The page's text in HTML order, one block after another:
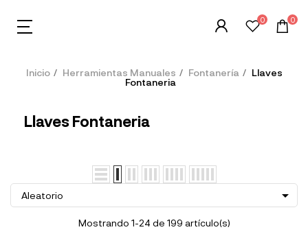
0 0
Inicio Herramientas Manuales Fontanería
Llaves
Fontaneria
Llaves Fontaneria
Aleatorio 
Mostrando 1-24 de 199 artículo(s)